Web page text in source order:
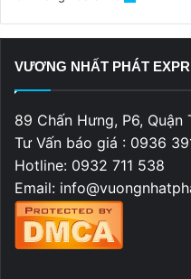
VƯƠNG NHẤT PHÁT
89 Chấn Hưng, P6, Quận
Tư Vấn báo giá : 0936
Hotline: 0932 711 538
Email: